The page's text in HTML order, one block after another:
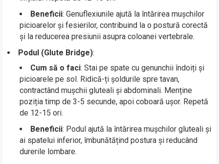
Beneficii: Genuflexiunile ajută la întărirea mușchilor
picioarelor și fesierilor, contribuind la o postură corectă
și la reducerea presiunii asupra coloanei vertebrale.
Podul (Glute Bridge):
Cum să o faci: Stai pe spate cu genunchii îndoiți și
picioarele pe sol. Ridică-ți șoldurile spre tavan,
contractând mușchii gluteali și abdominali. Menține
poziția timp de 3-5 secunde, apoi coboară ușor. Repetă
de 12-15 ori.
Beneficii: Podul ajută la întărirea mușchilor gluteali și
ai spatelui inferior, îmbunătățind postura și reducând
durerile lombare.